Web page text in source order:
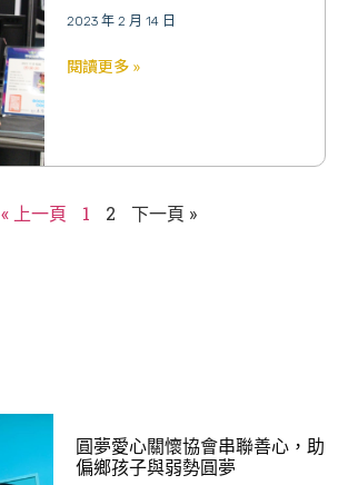
2023 年 2 月 14 日
閱讀更多 »
« 上一頁 1 2 下一頁 »
圓夢愛心關懷協會串聯善心，助
偏鄉孩子與弱勢圓夢